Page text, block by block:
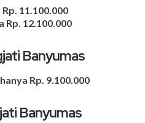
Rp. 11.100.000
Rp. 12.100.000
Banyumas
hanya Rp. 9.100.000
Banyumas